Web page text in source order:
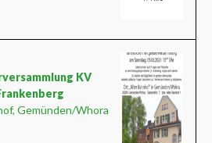
KV
Gemünden/Whora